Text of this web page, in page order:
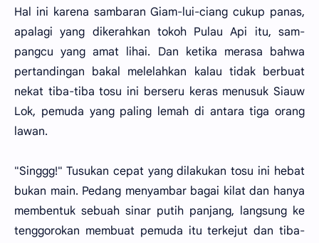
Hal ini karena sambaran Giam-lui-ciang cukup panas,
apalagi yang dikerahkan tokoh Pulau Api itu, sam-
pangcu yang amat lihai. Dan ketika merasa bahwa
pertandingan bakal melelahkan kalau tidak berbuat
nekat tiba-tiba tosu ini berseru keras menusuk Siauw
Lok, pemuda yang paling lemah di antara tiga orang
lawan.
"Singgg!" Tusukan cepat yang dilakukan tosu ini hebat
bukan main. Pedang menyambar bagai kilat dan hanya
membentuk sebuah sinar putih panjang, langsung ke
tenggorokan membuat pemuda itu terkejut dan tiba-